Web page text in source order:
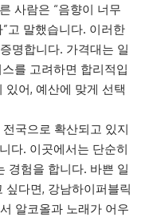
사람은 “음향이 너무
고 말했습니다. 이러한
명합니다. 가격대는 일
를 고려하면 합리적입
어, 예산에 맞게 선택
국으로 확산되고 있지
다. 이곳에서는 단순히
경험을 합니다. 바쁜 일
다면, 강남하이퍼블릭
알코올과 노래가 어우